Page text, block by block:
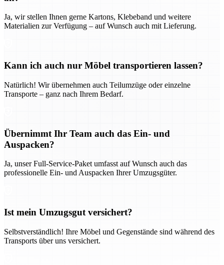
Ja, wir stellen Ihnen gerne Kartons, Klebeband und weitere
Materialien zur Verfügung – auf Wunsch auch mit Lieferung.
Kann ich auch nur Möbel transportieren lassen?
Natürlich! Wir übernehmen auch Teilumzüge oder einzelne
Transporte – ganz nach Ihrem Bedarf.
Übernimmt Ihr Team auch das Ein- und
Auspacken?
Ja, unser Full-Service-Paket umfasst auf Wunsch auch das
professionelle Ein- und Auspacken Ihrer Umzugsgüter.
Ist mein Umzugsgut versichert?
Selbstverständlich! Ihre Möbel und Gegenstände sind während des
Transports über uns versichert.